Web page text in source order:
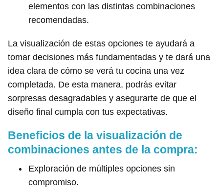
elementos con las distintas combinaciones
recomendadas.
La visualización de estas opciones te ayudará a
tomar decisiones más fundamentadas y te dará una
idea clara de cómo se verá tu cocina una vez
completada. De esta manera, podrás evitar
sorpresas desagradables y asegurarte de que el
diseño final cumpla con tus expectativas.
Beneficios de la visualización de
combinaciones antes de la compra:
Exploración de múltiples opciones sin
compromiso.